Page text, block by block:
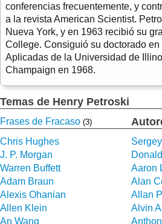
conferencias frecuentemente, y
a la revista American Scientist.
Nueva York, y en 1963 recibió su
College. Consiguió su doctorado
Aplicadas de la Universidad de
Champaign en 1968.
Temas de Henry Petroski
Frases de Fracaso (3)
Chris Hughes
J. P. Morgan
Warren Buffett
Aaron
Adam Braun
Alan
Alexis Ohanian
Allan
Allen Klein
Alvin
An Wang